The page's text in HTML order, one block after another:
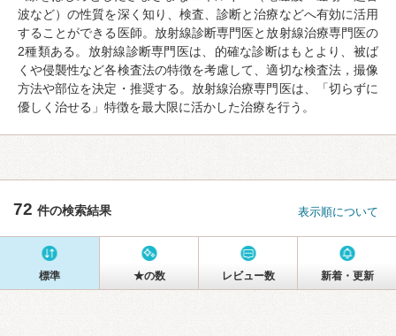
波など）の性質を深く知り、検査、診断と治療などへ有効に活用
することができる医師。放射線診断専門医と放射線治療専門医の
2種類ある。放射線診断専門医は、的確な診断はもとより、被ば
くや侵襲性など各検査法の特徴を考慮して、適切な検査法，撮像
方法や部位を決定・推奨する。放射線治療専門医は、「切らずに
優しく治せる」特徴を最大限に活かした治療を行う。
72 件の検索結果 表示順について
標準 ★の数 レビュー数 新着・更新